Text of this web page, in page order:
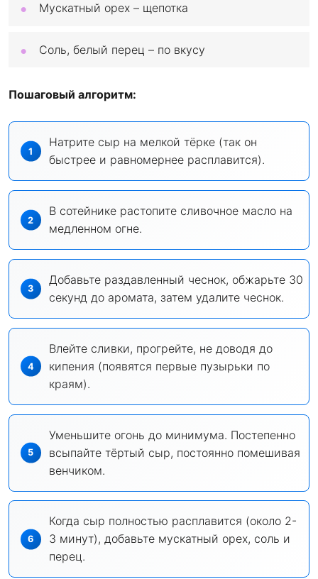
Мускатный орех – щепотка
Соль, белый перец – по вкусу
Пошаговый алгоритм:
Натрите сыр на мелкой тёрке (так он
быстрее и равномернее расплавится).
В сотейнике растопите сливочное масло на
медленном огне.
Добавьте раздавленный чеснок, обжарьте 30
секунд до аромата, затем удалите чеснок.
Влейте сливки, прогрейте, не доводя до
кипения (появятся первые пузырьки по
краям).
Уменьшите огонь до минимума. Постепенно
всыпайте тёртый сыр, постоянно помешивая
венчиком.
Когда сыр полностью расплавится (около 2-
3 минут), добавьте мускатный орех, соль и
перец.